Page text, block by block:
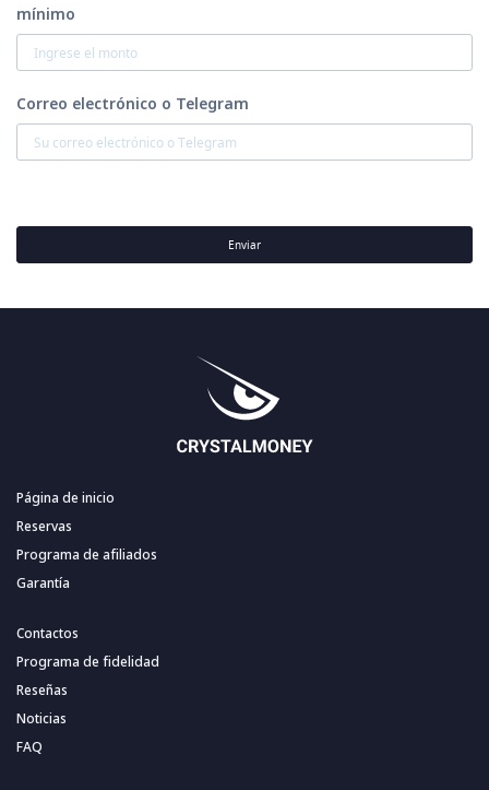
mínimo
Correo electrónico o Telegram
Enviar
Página de inicio
Reservas
Programa de afiliados
Garantía
Contactos
Programa de fidelidad
Reseñas
Noticias
FAQ